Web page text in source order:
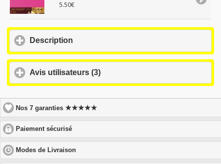
5.50€
Description
expand
Avis utilisateurs (3)
to
contents
Nos 7 garanties★★★★★
Paiement sécurisé
to
expand
Modes de Livraison
to